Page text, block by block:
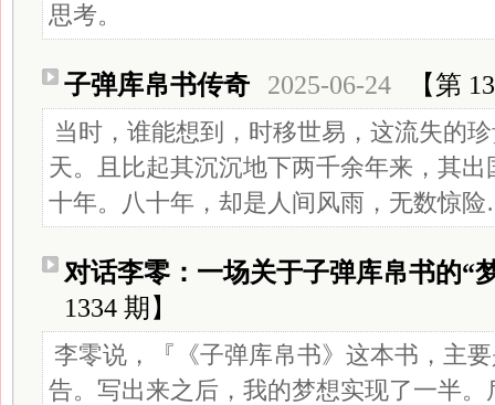
思考。
子弹库帛书传奇 2025-06-24 【第
当时，谁能想到，时移世易，这流失的
天。且比起其沉沉地下两千余年来，其
十年。八十年，却是人间风雨，无数惊
对话李零：一场关于子弹库帛书的“
1334 期】
李零说，『《子弹库帛书》这本书，主
告。写出来之后，我的梦想实现了一半